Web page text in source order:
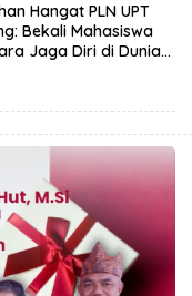
Hangat PLN UPT
Bekali Mahasiswa
Jaga Diri di Dunia